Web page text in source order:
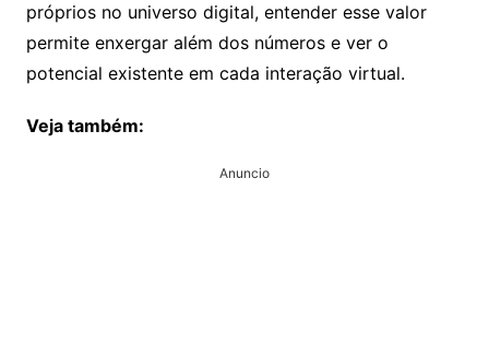
próprios no universo digital, entender esse valor
permite enxergar além dos números e ver o
potencial existente em cada interação virtual.
Veja também:
Anuncio